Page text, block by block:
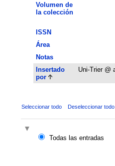
Volumen de
la colección
ISSN
Área
Notas
Insertado
por
Uni-Trier @
Seleccionar todo Deseleccionar todo
Todas las entradas